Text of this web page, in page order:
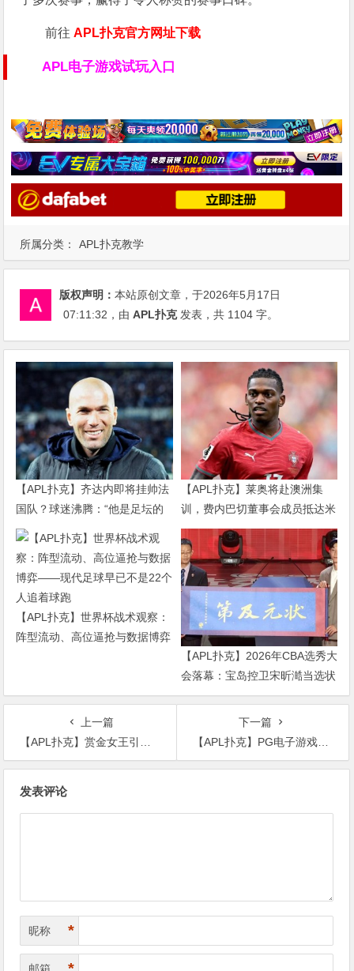
所属分类： APL扑克教学
前往APL扑克官方网址下载
APL电子游戏试玩入口
版权声明：本站原创文章，于2026年5月17日
07:11:32 ，由APL扑克发表，共 1104 字。
【APL扑克】齐达内即将挂帅法
国队？球迷沸腾：“他是足坛的
迈克尔·杰克逊”
【APL扑克】莱奥将赴澳洲集
训，费内巴切董事会成员抵达米
兰谈判
【APL扑克】世界杯战术观察：
阵型流动、高位逼抢与数据博弈
【APL扑克】2026年CBA选秀大
会落幕：宝岛控卫宋昕澔当选状
元，18人中选创历史新低
上一篇
【APL扑克】赏金女王引爆冒险类老虎机热潮
下一篇
【APL扑克】PG电子游戏社交功能升级解析：从单人娱乐到社区互动
发表评论
昵称 *
邮箱